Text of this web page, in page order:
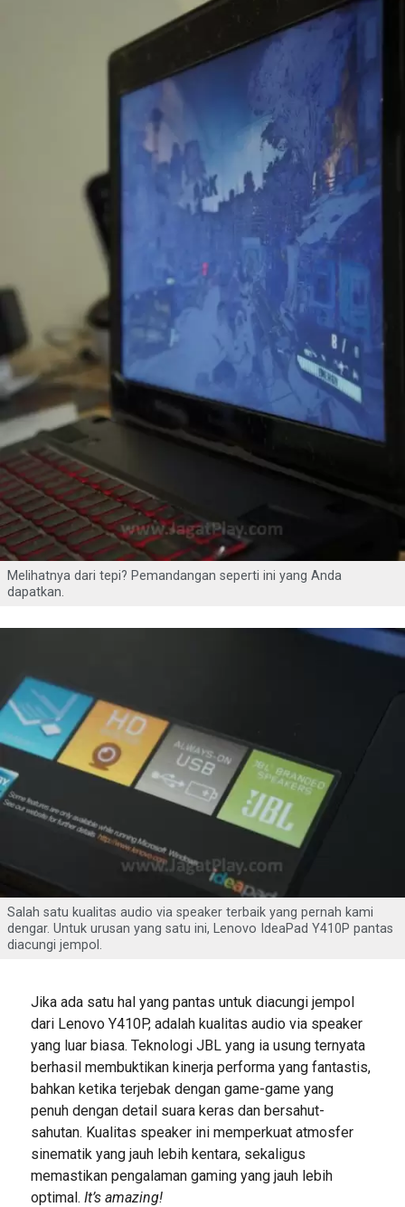
Melihatnya dari tepi? Pemandangan seperti ini yang Anda
dapatkan.
Salah satu kualitas audio via speaker terbaik yang pernah kami
dengar. Untuk urusan yang satu ini, Lenovo IdeaPad Y410P pantas
diacungi jempol.
Jika ada satu hal yang pantas untuk diacungi jempol
dari Lenovo Y410P, adalah kualitas audio via speaker
yang luar biasa. Teknologi JBL yang ia usung ternyata
berhasil membuktikan kinerja performa yang fantastis,
bahkan ketika terjebak dengan game-game yang
penuh dengan detail suara keras dan bersahut-
sahutan. Kualitas speaker ini memperkuat atmosfer
sinematik yang jauh lebih kentara, sekaligus
memastikan pengalaman gaming yang jauh lebih
optimal. It’s amazing!